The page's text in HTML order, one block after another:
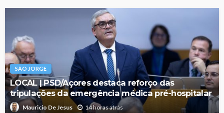
SÃO JORGE
LOCAL | PSD/Açores destaca reforço das
tripulações da emergência médica pré-hospitalar
Mauricio De Jesus 14 horas atrás